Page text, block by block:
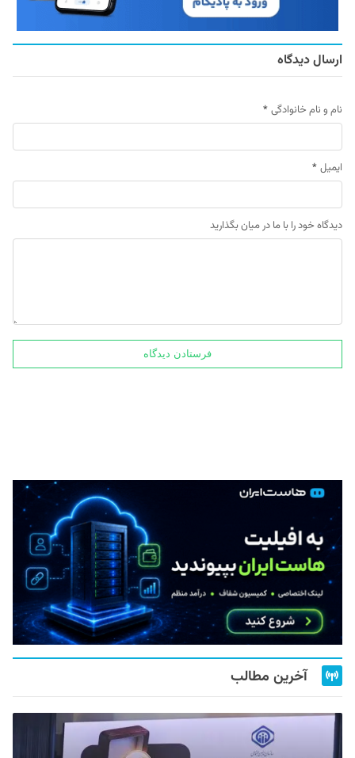
ارسال دیدگاه
نام و نام خانوادگی *
ایمیل *
دیدگاه خود را با ما در میان بگذارید
آخرین مطالب